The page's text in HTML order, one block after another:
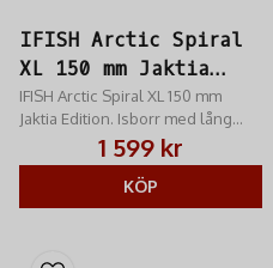
IFISH Arctic Spiral
XL 150 mm Jaktia
Edition
IFISH Arctic Spiral XL 150 mm
Jaktia Edition. Isborr med lång
spiral för tjocka isar. Effektiv,
robust och förberedd för
1 599 kr
KÖP